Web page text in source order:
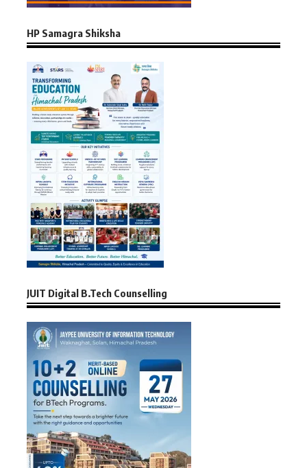
HP Samagra Shiksha
JUIT Digital B.Tech Counselling